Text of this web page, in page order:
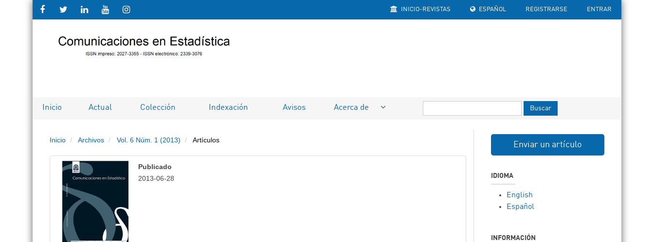
Salto
rápido
de
página
Navegación
Contenido
lateral
INICIO-REVISTAS ESPAÑOL REGISTRARSE ENTRAR
Inicio Actual Colección Indexación Avisos Acerca de Buscar
Inicio Archivos Vol. 6 Núm. 1 (2013) Artículos
Publicado
2013-06-28
Enviar un artículo
IDIOMA
English
Español
INFORMACIÓN